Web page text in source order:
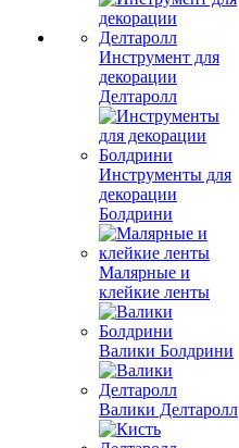
Инструмент для
декорации
Делтаролл
Инструменты для
декорации
Болдрини
Малярные и
клейкие ленты
Валики Болдрини
Валики Делтаролл